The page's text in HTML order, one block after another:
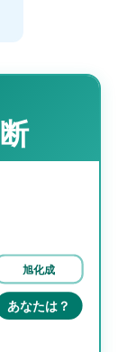
旭化成
あなたは？